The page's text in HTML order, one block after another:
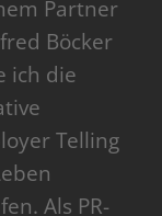
Partner
Böcker
ich die
Telling
Als PR-